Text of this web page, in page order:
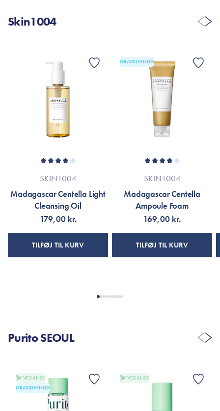
Skin1004
SKIN1004
Madagascar Centella Light
Cleansing Oil
179,00 kr.
TILFØJ TIL KURV
GRAVIDVENLIG
SKIN1004
Madagascar Centella
Ampoule Foam
169,00 kr.
TILFØJ TIL KURV
Purito SEOUL
VEGANSK
GRAVIDVENLIG
VEGANSK